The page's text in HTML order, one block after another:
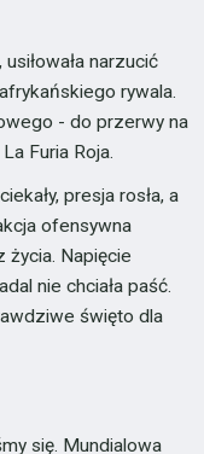
narzucić
rywala.
- do przerwy na
Furia Roja.
presja rosła, a
ofensywna
życia. Napięcie
nie chciała paść.
święto dla
się. Mundialowa